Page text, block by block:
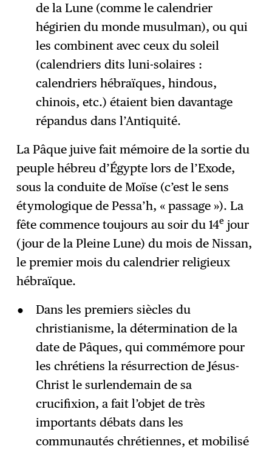
de la Lune (comme le calendrier
hégirien du monde musulman), ou qui
les combinent avec ceux du soleil
(calendriers dits luni-solaires :
calendriers hébraïques, hindous,
chinois, etc.) étaient bien davantage
répandus dans l’Antiquité.
La Pâque juive fait mémoire de la sortie du
peuple hébreu d’Égypte lors de l’Exode,
sous la conduite de Moïse (c’est le sens
étymologique de Pessa’h, « passage »). La
fête commence toujours au soir du 14e jour
(jour de la Pleine Lune) du mois de Nissan,
le premier mois du calendrier religieux
hébraïque.
Dans les premiers siècles du
christianisme, la détermination de la
date de Pâques, qui commémore pour
les chrétiens la résurrection de Jésus-
Christ le surlendemain de sa
crucifixion, a fait l’objet de très
importants débats dans les
communautés chrétiennes, et mobilisé